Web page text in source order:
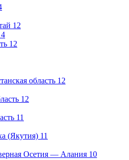
12
4
12
область 12
12
11
(Якутия) 11
Осетия — Алания 10